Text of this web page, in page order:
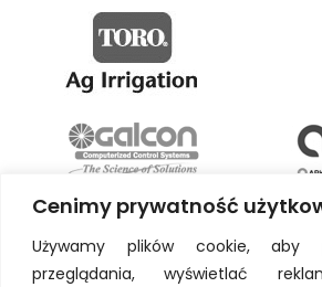
Cenimy prywatność
Używamy plików cookie, aby
przeglądania, wyświetlać